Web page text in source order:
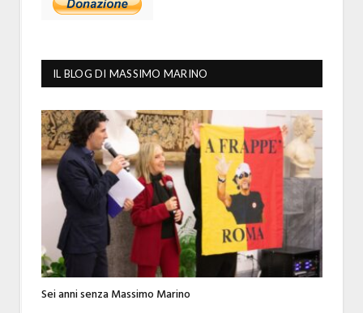
IL BLOG DI MASSIMO MARINO
Sei anni senza Massimo Marino